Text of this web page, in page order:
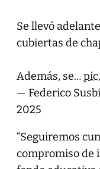
Se llevó
cubiertas de
Además, se…
— Federico
2025
“Seguiremos
compromiso de